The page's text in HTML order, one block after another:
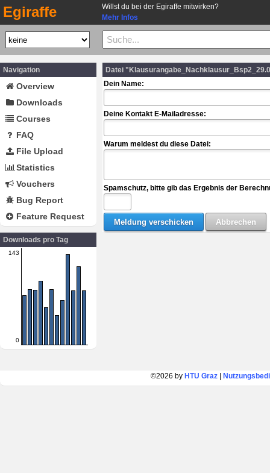
Egiraffe
Willst du bei der Egiraffe mitwirken?
Mehr Infos
Navigation
Overview
Downloads
Courses
FAQ
File Upload
Statistics
Vouchers
Bug Report
Feature Request
Downloads pro Tag
143
0
Datei
Dein Name:
Deine Kontakt E-Mailadresse:
Warum meldest du diese Datei:
Spamschutz, bitte gib das Ergebnis der
©2026 by HTU Graz|